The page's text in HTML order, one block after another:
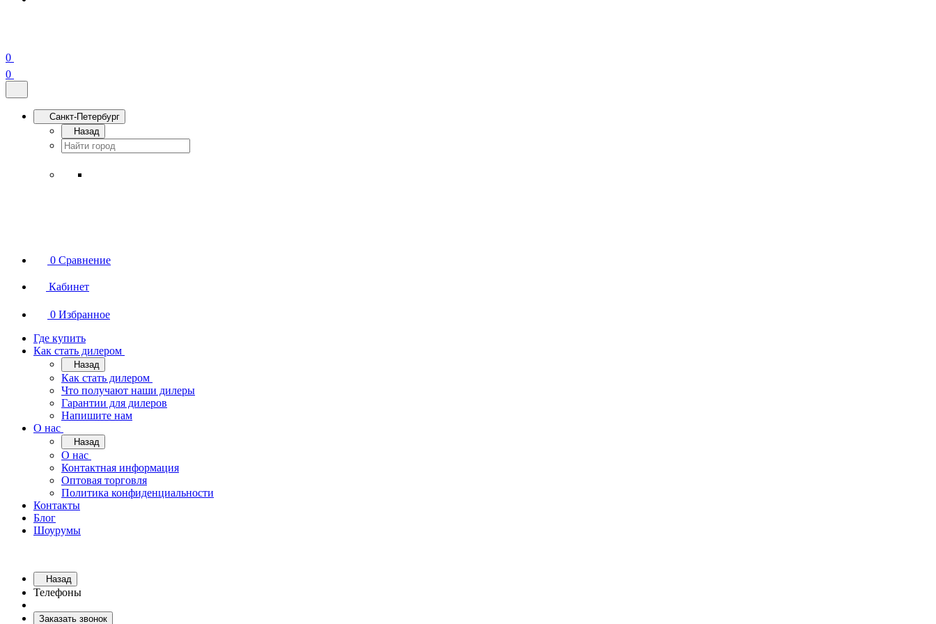
0
0
Санкт-Петербург
Назад
0 Сравнение
Кабинет
0 Избранное
Где купить
Как стать дилером
Назад
Как стать дилером
Что получают наши дилеры
Гарантии для дилеров
Напишите нам
О нас
Назад
О нас
Контактная информация
Оптовая торговля
Политика конфиденциальности
Контакты
Блог
Шоурумы
Назад
Телефоны
Заказать звонок